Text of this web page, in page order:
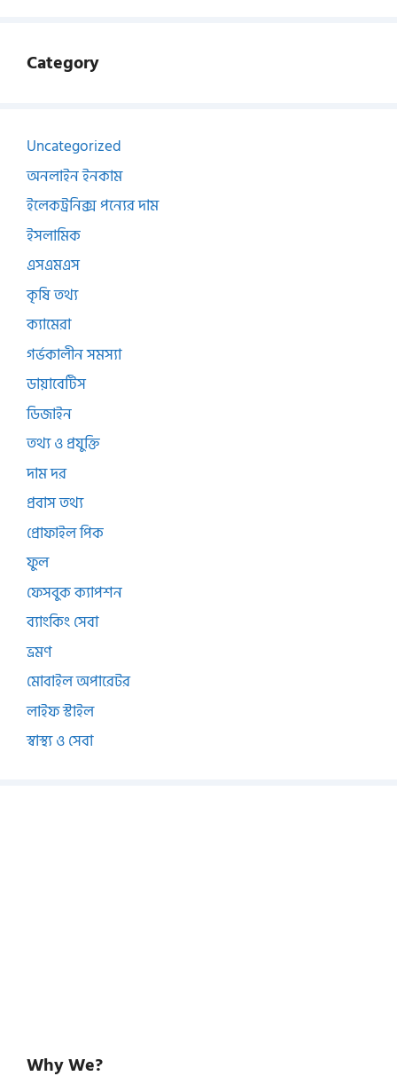
Category
Uncategorized
অনলাইন ইনকাম
ইলেকট্রনিক্স পন্যের দাম
ইসলামিক
এসএমএস
কৃষি তথ্য
ক্যামেরা
গর্ভকালীন সমস্যা
ডায়াবেটিস
ডিজাইন
তথ্য ও প্রযুক্তি
দাম দর
প্রবাস তথ্য
প্রোফাইল পিক
ফুল
ফেসবুক ক্যাপশন
ব্যাংকিং সেবা
ভ্রমণ
মোবাইল অপারেটর
লাইফ স্টাইল
স্বাস্থ্য ও সেবা
Why We?